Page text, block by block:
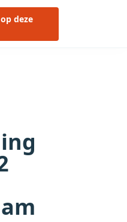
deze